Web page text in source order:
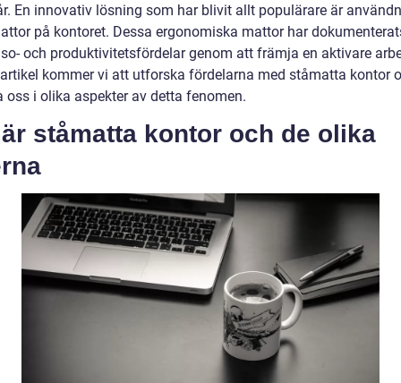
En innovativ lösning som har blivit allt populärare är
på kontoret. Dessa ergonomiska mattor har
och produktivitetsfördelar genom att främja en aktivare
kommer vi att utforska fördelarna med ståmatta kontor
oss i olika aspekter av detta fenomen.
ståmatta kontor och de olika